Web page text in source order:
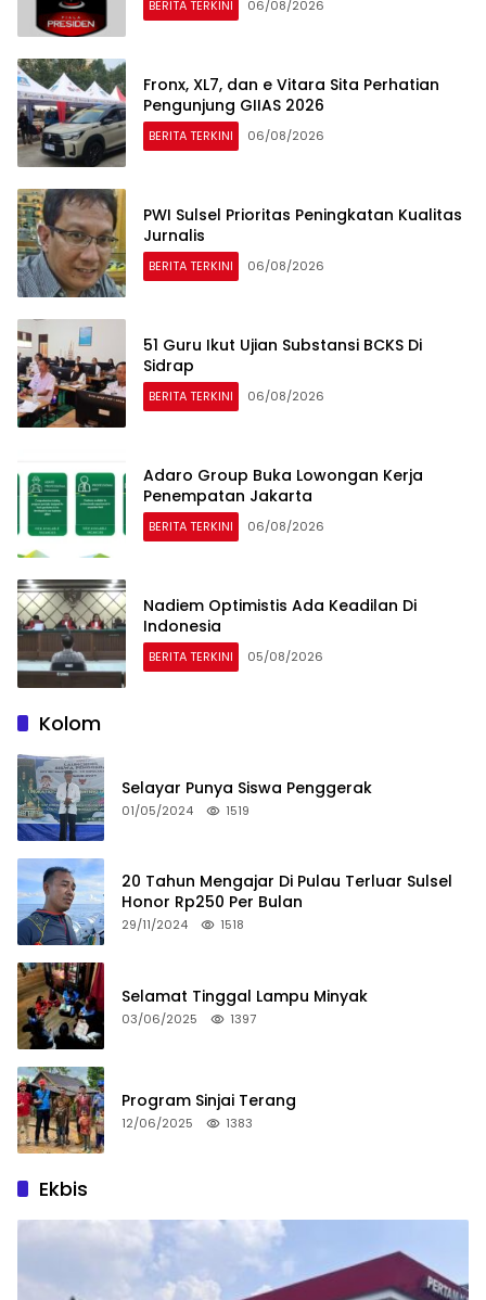
BERITA TERKINI 06/08/2026
Fronx, XL7, dan e Vitara Sita Perhatian
Pengunjung GIIAS 2026
BERITA TERKINI 06/08/2026
PWI Sulsel Prioritas Peningkatan Kualitas
Jurnalis
BERITA TERKINI 06/08/2026
51 Guru Ikut Ujian Substansi BCKS Di
Sidrap
BERITA TERKINI 06/08/2026
Adaro Group Buka Lowongan Kerja
Penempatan Jakarta
BERITA TERKINI 06/08/2026
Nadiem Optimistis Ada Keadilan Di
Indonesia
BERITA TERKINI 05/08/2026
Kolom
Selayar Punya Siswa Penggerak
01/05/2024 1519
20 Tahun Mengajar Di Pulau Terluar Sulsel
Honor Rp250 Per Bulan
29/11/2024 1518
Selamat Tinggal Lampu Minyak
03/06/2025 1397
Program Sinjai Terang
12/06/2025 1383
Ekbis